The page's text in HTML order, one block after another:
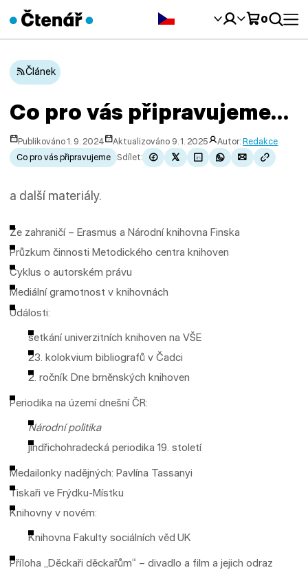
0
Článek
Co pro vás připravujeme…
Publikováno 1. 9. 2024 Aktualizováno 9. 1. 2025 Autor:Redakce
Co pro vás připravujeme
Sdílet:
a další materiály.
Ze zahraničí – Erasmus a Národní knihovna Finska
Průzkum činnosti Metodického centra knihoven
Cyklus o autorském právu
Mediální gramotnost v knihovnách
Události:
setkání univerzitních knihoven na VŠE
23. kolokvium bibliografů v Čadci
2. ročník Dne brněnských knihoven
Periodika na území dnešní ČR:
Národní politika
jindřichohradecká periodika 19. století
Medailonky nadějných: Pavlína Tassanyi
Tiskaři ve Frýdku-Místku
Knihovny v novém:
Knihovna Fakulty sociálních věd UK
Příloha „Děckaři děckařům“ – divadlo a film a jejich odraz